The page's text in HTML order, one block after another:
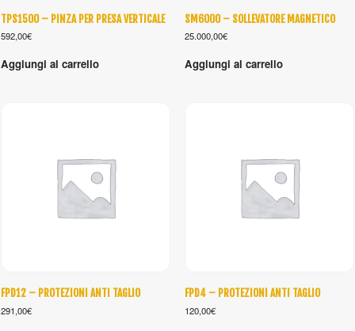
TPS1500 – PINZA PER PRESA VERTICALE
592,00€
Aggiungi al carrello
SM6000 – SOLLEVATORE MAGNETICO
25.000,00€
Aggiungi al carrello
FPD12 – PROTEZIONI ANTI TAGLIO
291,00€
FPD4 – PROTEZIONI ANTI TAGLIO
120,00€